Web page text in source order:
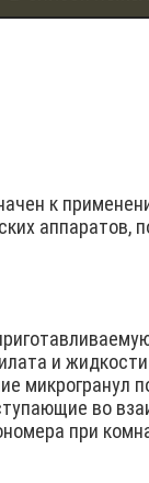
к
аппаратов,
и
микрогранул
во
при